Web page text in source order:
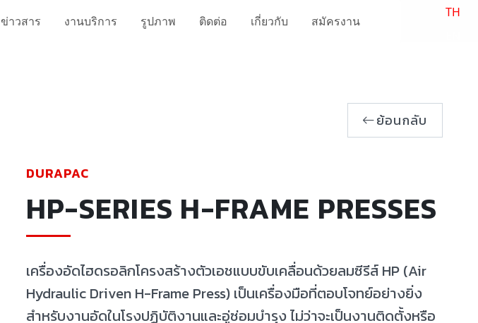
ข่าวสาร งานบริการ รูปภาพ ติดต่อ เกี่ยวกับ สมัครงาน
ย้อนกลับ
DURAPAC
HP-SERIES H-FRAME PRESSES
เครื่องอัดไฮดรอลิกโครงสร้างตัวเอชแบบขับเคลื่อนด้วยลมซีรีส์ HP (Air
Hydraulic Driven H-Frame Press) เป็นเครื่องมือที่ตอบโจทย์อย่างยิ่ง
สำหรับงานอัดในโรงปฏิบัติงานและอู่ซ่อมบำรุง ไม่ว่าจะเป็นงานติดตั้งหรือ
TH